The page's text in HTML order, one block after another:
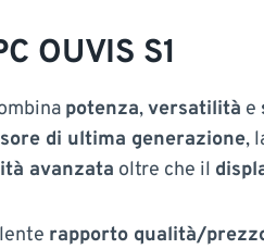
OUVIS S1
potenza,versatilità e
di ultima generazione,
avanzata oltre che il
rapporto qualità/